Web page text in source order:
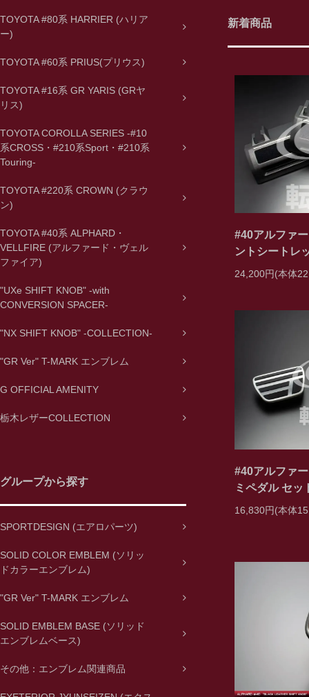
TOYOTA #80系 HARRIER (ハリア
ー)
TOYOTA #60系 PRIUS(プリウス)
TOYOTA #16系 GR YARIS (GRヤ
リス)
TOYOTA COROLLA SERIES -#10
系CROSS・#210系Sport・#210系
Touring-
TOYOTA #220系 CROWN (クラウ
ン)
TOYOTA #40系 ALPHARD・
VELLFIRE (アルファード・ヴェル
ファイア)
"UXe SHIFT KNOB" -with
CONVERSION SPACER-
"NX SHIFT KNOB" -COLLECTION-
"GR Ver" T-MARK エンブレム
G OFFICIAL AMENITY
栃木レザーCOLLECTION
グループから探す
SPORTDESIGN (エアロパーツ)
SOLID COLOR EMBLEM (ソリッ
ドカラーエンブレム)
"GR Ver" T-MARK エンブレム
SOLID EMBLEM BASE (ソリッド
エンブレムベース)
その他：エンブレム関連商品
新着商品
#40アルファ
ントシートレ
24,200円(本体
#40アルファ
ミペダル セッ
16,830円(本体